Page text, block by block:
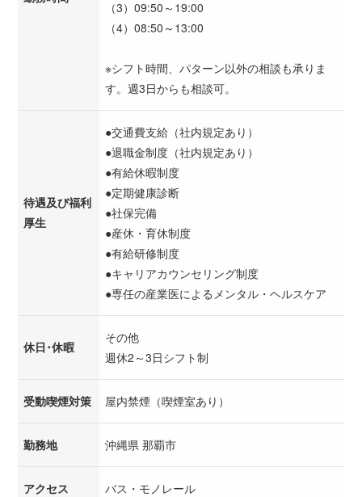
（3）09:50～19:00
（4）08:50～13:00
※シフト時間、パターン以外の相談も承りま
す。週3日からも相談可。
待遇及び福利
厚生
●交通費支給（社内規定あり）
●退職金制度（社内規定あり）
●有給休暇制度
●定期健康診断
●社保完備
●産休・育休制度
●有給研修制度
●キャリアカウンセリング制度
●専任の産業医によるメンタル・ヘルスケア
休日･休暇
その他
週休2～3日シフト制
受動喫煙対策 屋内禁煙（喫煙室あり）
勤務地 沖縄県 那覇市
アクセス バス・モノレール